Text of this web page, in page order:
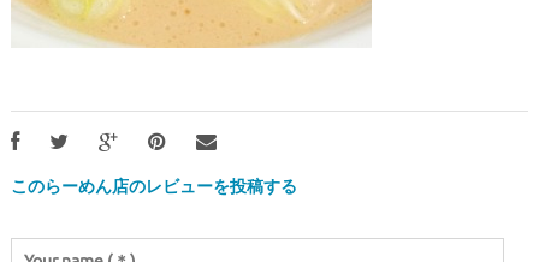
このらーめん店のレビューを投稿する